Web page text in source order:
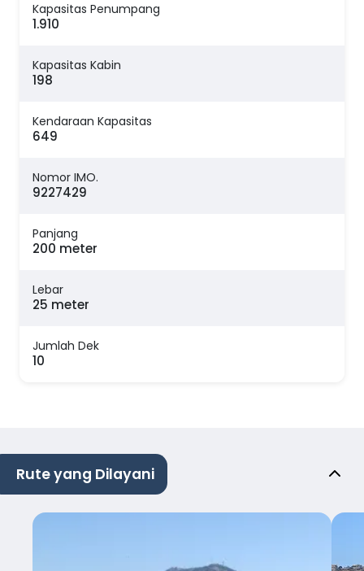
Kapasitas Penumpang
1.910
Kapasitas Kabin
198
Kendaraan Kapasitas
649
Nomor IMO.
9227429
Panjang
200 meter
Lebar
25 meter
Jumlah Dek
10
Rute yang Dilayani